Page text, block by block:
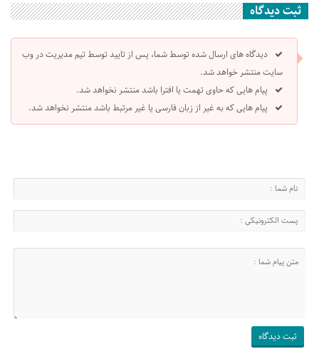
ثبت دیدگاه
دیدگاه های ارسال شده توسط شما، پس از تایید توسط تیم مدیریت در وب
سایت منتشر خواهد شد.
پیام هایی که حاوی تهمت یا افترا باشد منتشر نخواهد شد.
پیام هایی که به غیر از زبان فارسی یا غیر مرتبط باشد منتشر نخواهد شد.